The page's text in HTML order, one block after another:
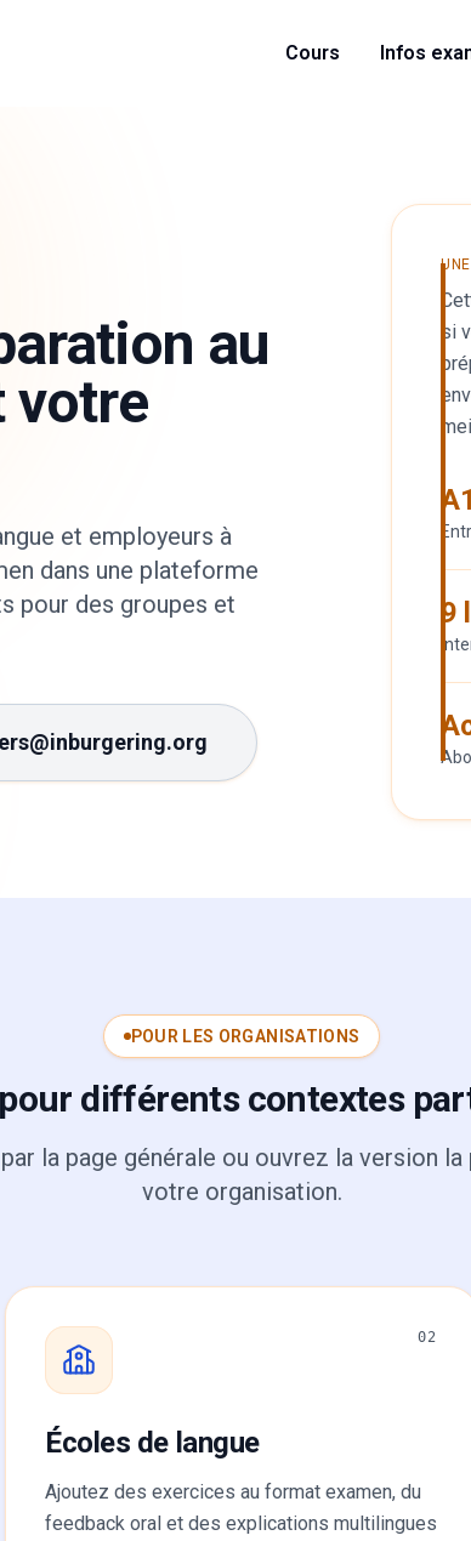
Cours Infos
au
votre
et employeurs à
dans une plateforme
pour des groupes et
si
9
POUR LES ORGANISATIONS
différents contextes
la page générale ou ouvrez la version
votre organisation.
02
Écoles de langue
Ajoutez des exercices au format examen, du
feedback oral et des explications multilingues